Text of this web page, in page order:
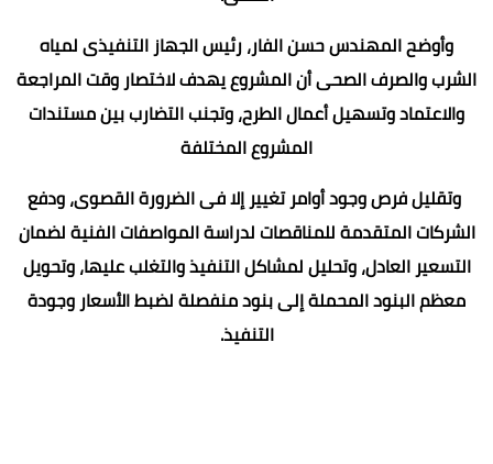
وأوضح المهندس حسن الفار، رئيس الجهاز التنفيذى لمياه
الشرب والصرف الصحى أن المشروع يهدف لاختصار وقت المراجعة
والاعتماد وتسهيل أعمال الطرح، وتجنب التضارب بين مستندات
المشروع المختلفة
وتقليل فرص وجود أوامر تغيير إلا فى الضرورة القصوى، ودفع
الشركات المتقدمة للمناقصات لدراسة المواصفات الفنية لضمان
التسعير العادل، وتحليل لمشاكل التنفيذ والتغلب عليها، وتحويل
معظم البنود المحملة إلى بنود منفصلة لضبط الأسعار وجودة
التنفيذ.